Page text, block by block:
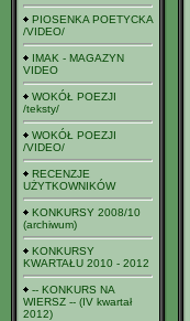
PIOSENKA POETYCKA
/VIDEO/
IMAK - MAGAZYN
VIDEO
WOKÓŁ POEZJI
/teksty/
WOKÓŁ POEZJI
/VIDEO/
RECENZJE
UŻYTKOWNIKÓW
KONKURSY 2008/10
(archiwum)
KONKURSY
KWARTAŁU 2010 - 2012
-- KONKURS NA
WIERSZ -- (IV kwartał
2012)